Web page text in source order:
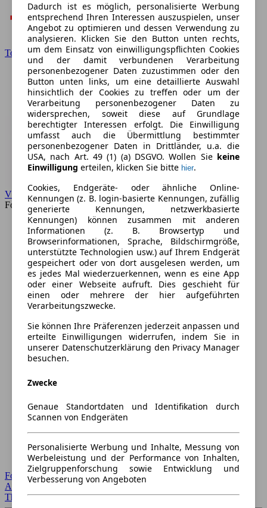
Toyota
VW
Forum
Forum Startseite
Alle Auto-Foren
Themen-Forum
Dadurch ist es möglich, personalisierte Werbung
entsprechend Ihren Interessen auszuspielen, unser
Angebot zu optimieren und dessen Verwendung zu
analysieren. Klicken Sie den Button unten rechts,
um dem Einsatz von einwilligungspflichten Cookies
und der damit verbundenen Verarbeitung
personenbezogener Daten zuzustimmen oder den
Button unten links, um eine detaillierte Auswahl
hinsichtlich der Cookies zu treffen oder um der
Verarbeitung personenbezogener Daten zu
widersprechen, soweit diese auf Grundlage
berechtigter Interessen erfolgt. Die Einwilligung
umfasst auch die Übermittlung bestimmter
personenbezogener Daten in Drittländer, u.a. die
USA, nach Art. 49 (1) (a) DSGVO. Wollen Sie keine
Einwilligung erteilen, klicken Sie bitte hier.
Cookies, Endgeräte- oder ähnliche Online-
Kennungen (z. B. login-basierte Kennungen, zufällig
generierte Kennungen, netzwerkbasierte
Kennungen) können zusammen mit anderen
Informationen (z. B. Browsertyp und
Browserinformationen, Sprache, Bildschirmgröße,
unterstützte Technologien usw.) auf Ihrem Endgerät
gespeichert oder von dort ausgelesen werden, um
es jedes Mal wiederzuerkennen, wenn es eine App
oder einer Webseite aufruft. Dies geschieht für
einen oder mehrere der hier aufgeführten
Verarbeitungszwecke.
Sie können Ihre Präferenzen jederzeit anpassen und
erteilte Einwilligungen widerrufen, indem Sie in
unserer Datenschutzerklärung den Privacy Manager
besuchen.
Zwecke
Genaue Standortdaten und Identifikation durch
Scannen von Endgeräten
Personalisierte Werbung und Inhalte, Messung von
Werbeleistung und der Performance von Inhalten,
Zielgruppenforschung sowie Entwicklung und
Verbesserung von Angeboten